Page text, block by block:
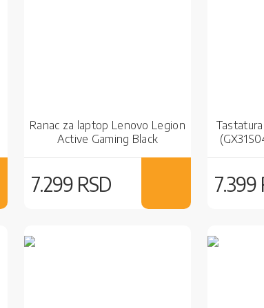
Ranac za laptop Lenovo Legion
Active Gaming Black
7.299 RSD 7.399